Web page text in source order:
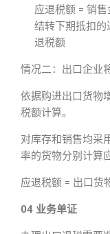
应退税额 = 销
结转下期抵扣的
退税额
情况二：出口企业
依据购进出口货物
税额计算。
对库存和销售均采
率的货物分别计算
应退税额 = 出口货
04 业务单证